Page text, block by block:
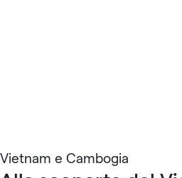
Vietnam e Cambogia